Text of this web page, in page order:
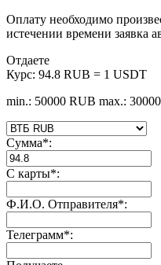
Оплату необходимо
истечении времени заявка
Отдаете
Курс: 94.8 RUB = 1 USDT
min.: 50000 RUB max.:
Сумма*:
С карты*:
Ф.И.О. Отправителя*:
Телеграмм*: